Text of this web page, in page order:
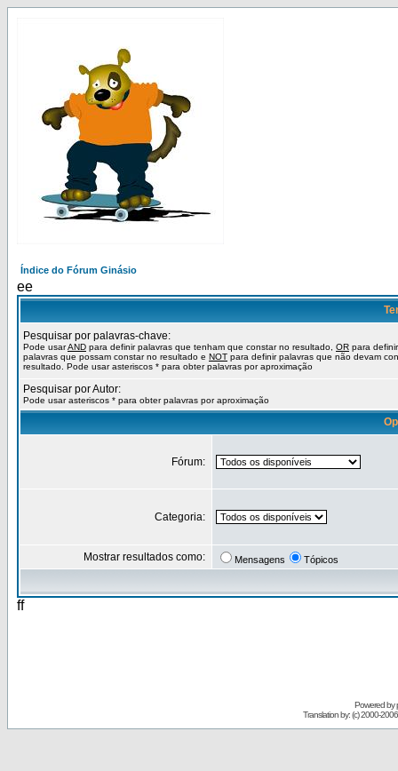
Índice do Fórum Ginásio
ee
Pesquisar por palavras-chave:
Pode usarAND para definir palavras que tenham que constar no resultado, OR para definir
palavras que possam constar no resultado e NOT para definir palavras que não devam
resultado. Pode usar asteriscos * para obter palavras por aproximação
Pesquisar por Autor:
Pode usar asteriscos * para obter palavras por aproximação
Fórum:
Categoria:
Mostrar resultados como: Mensagens Tópicos
ff
Powered by
Translation by: (c) 2000-